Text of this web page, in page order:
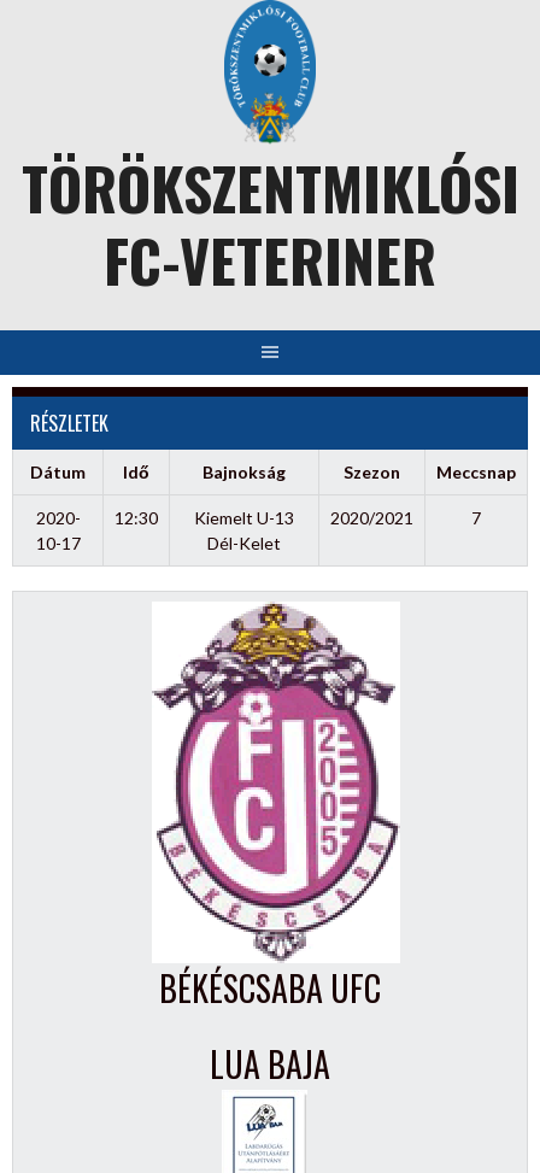
TÖRÖKSZENTMIKLÓSI
FC-VETERINER
RÉSZLETEK
Dátum Idő Bajnokság Szezon Meccsnap
2020-
10-17
12:30
Kiemelt U-13
Dél-Kelet
2020/2021 7
BÉKÉSCSABA UFC
LUA BAJA